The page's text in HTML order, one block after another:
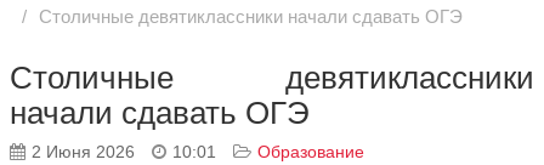
Столичные девятиклассники начали сдавать ОГЭ
Столичные девятиклассники
начали сдавать ОГЭ
2 Июня 2026 10:01 Образование